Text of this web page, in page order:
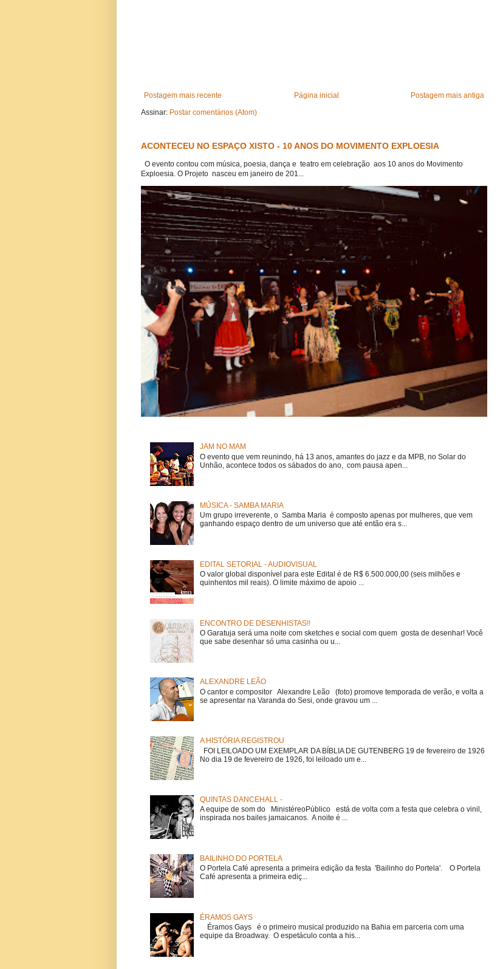
Postagem mais recente Postagem mais antiga
Página inicial
Assinar: Postar comentários (Atom)
ACONTECEU NO ESPAÇO XISTO - 10 ANOS DO MOVIMENTO EXPLOESIA
O evento contou com música, poesia, dança e teatro em celebração aos 10 anos do Movimento
Exploesia. O Projeto nasceu em janeiro de 201...
JAM NO MAM
O evento que vem reunindo, há 13 anos, amantes do jazz e da MPB, no Solar do
Unhão, acontece todos os sábados do ano, com pausa apen...
MÚSICA - SAMBA MARIA
Um grupo irreverente, o Samba Maria é composto apenas por mulheres, que vem
ganhando espaço dentro de um universo que até então era s...
EDITAL SETORIAL - AUDIOVISUAL
O valor global disponível para este Edital é de R$ 6.500.000,00 (seis milhões e
quinhentos mil reais). O limite máximo de apoio ...
ENCONTRO DE DESENHISTAS!!
O Garatuja será uma noite com sketches e social com quem gosta de desenhar! Você
que sabe desenhar só uma casinha ou u...
ALEXANDRE LEÃO
O cantor e compositor Alexandre Leão (foto) promove temporada de verão, e volta a
se apresentar na Varanda do Sesi, onde gravou um ...
A HISTÓRIA REGISTROU
FOI LEILOADO UM EXEMPLAR DA BÍBLIA DE GUTENBERG 19 de fevereiro de 1926
No dia 19 de fevereiro de 1926, foi leiloado um e...
QUINTAS DANCEHALL -
A equipe de som do MinistéreoPúblico está de volta com a festa que celebra o vinil,
inspirada nos bailes jamaicanos. A noite é ...
BAILINHO DO PORTELA
O Portela Café apresenta a primeira edição da festa 'Bailinho do Portela'. O Portela
Café apresenta a primeira ediç...
ÉRAMOS GAYS
Éramos Gays é o primeiro musical produzido na Bahia em parceria com uma
equipe da Broadway. O espetáculo conta a his...